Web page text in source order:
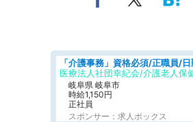
岐阜県 岐阜市
時給1,150円
正社員
スポンサー：求人ボックス